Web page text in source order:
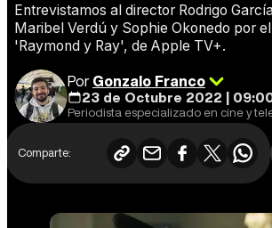
Entrevistamos al director Rodrigo
Maribel Verdú y Sophie Okonedo por
'Raymond y Ray', de Apple TV+.
PorGonzalo Franco
23 de Octubre 2022 |
Comparte: